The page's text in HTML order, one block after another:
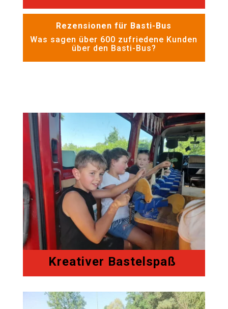
Rezensionen für Basti-Bus
Was sagen über 600 zufriedene Kunden
über den Basti-Bus?
Kreativer Bastelspaß